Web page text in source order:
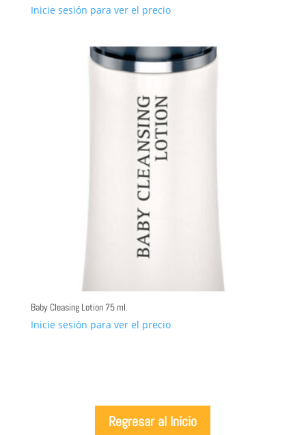
Inicie sesión para ver el precio
Baby Cleasing Lotion 75 ml.
Inicie sesión para ver el precio
Regresar al Inicio